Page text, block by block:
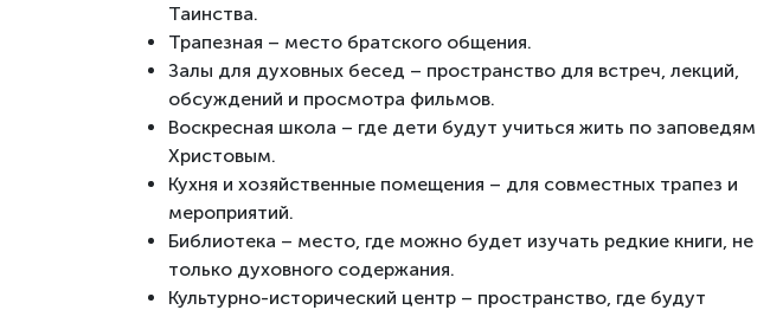
Таинства.
Трапезная – место братского общения.
Залы для духовных бесед – пространство для встреч, лекций,
обсуждений и просмотра фильмов.
Воскресная школа – где дети будут учиться жить по заповедям
Христовым.
Кухня и хозяйственные помещения – для совместных трапез и
мероприятий.
Библиотека – место, где можно будет изучать редкие книги, не
только духовного содержания.
Культурно-исторический центр – пространство, где будут